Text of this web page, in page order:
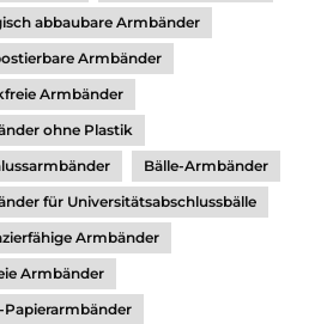
abbaubare Armbänder
Armbänder
Armbänder
ohne Plastik
Bälle-Armbänder
für Universitätsabschlussbälle
Armbänder
Armbänder
Papierarmbänder